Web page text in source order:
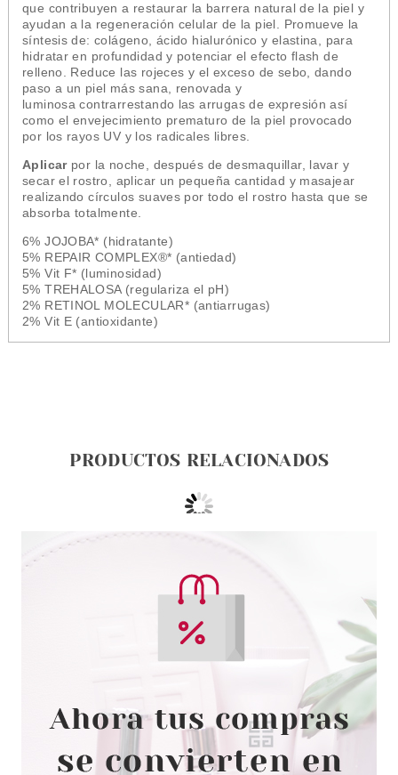
que contribuyen a restaurar la barrera natural de la piel y
ayudan a la regeneración celular de la piel. Promueve la
síntesis de: colágeno, ácido hialurónico y elastina, para
hidratar en profundidad y potenciar el efecto flash de
relleno. Reduce las rojeces y el exceso de sebo, dando
paso a un piel más sana, renovada y
luminosa contrarrestando las arrugas de expresión así
como el envejecimiento prematuro de la piel provocado
por los rayos UV y los radicales libres.
Aplicarpor la noche, después de desmaquillar, lavar y
secar el rostro, aplicar un pequeña cantidad y masajear
realizando círculos suaves por todo el rostro hasta que se
absorba totalmente.
6% JOJOBA* (hidratante)
5% REPAIR COMPLEX®* (antiedad)
5% Vit F* (luminosidad)
5% TREHALOSA (regulariza el pH)
2% RETINOL MOLECULAR* (antiarrugas)
2% Vit E (antioxidante)
PRODUCTOS RELACIONADOS
BABARIA
BABARIA CREMA
REGENERADORA 9 EFECTOS
VITAL SKIN STOP ARRUGAS